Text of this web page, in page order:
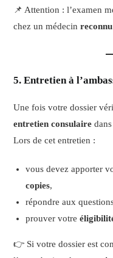
📌 Attention : l’examen
chez un médecin
5. Entretien à
Une fois votre dossier
entretien consulaire
Lors de cet entretien :
vous devez apporter
copies,
répondre aux
prouver votre
👉 Si votre dossier est